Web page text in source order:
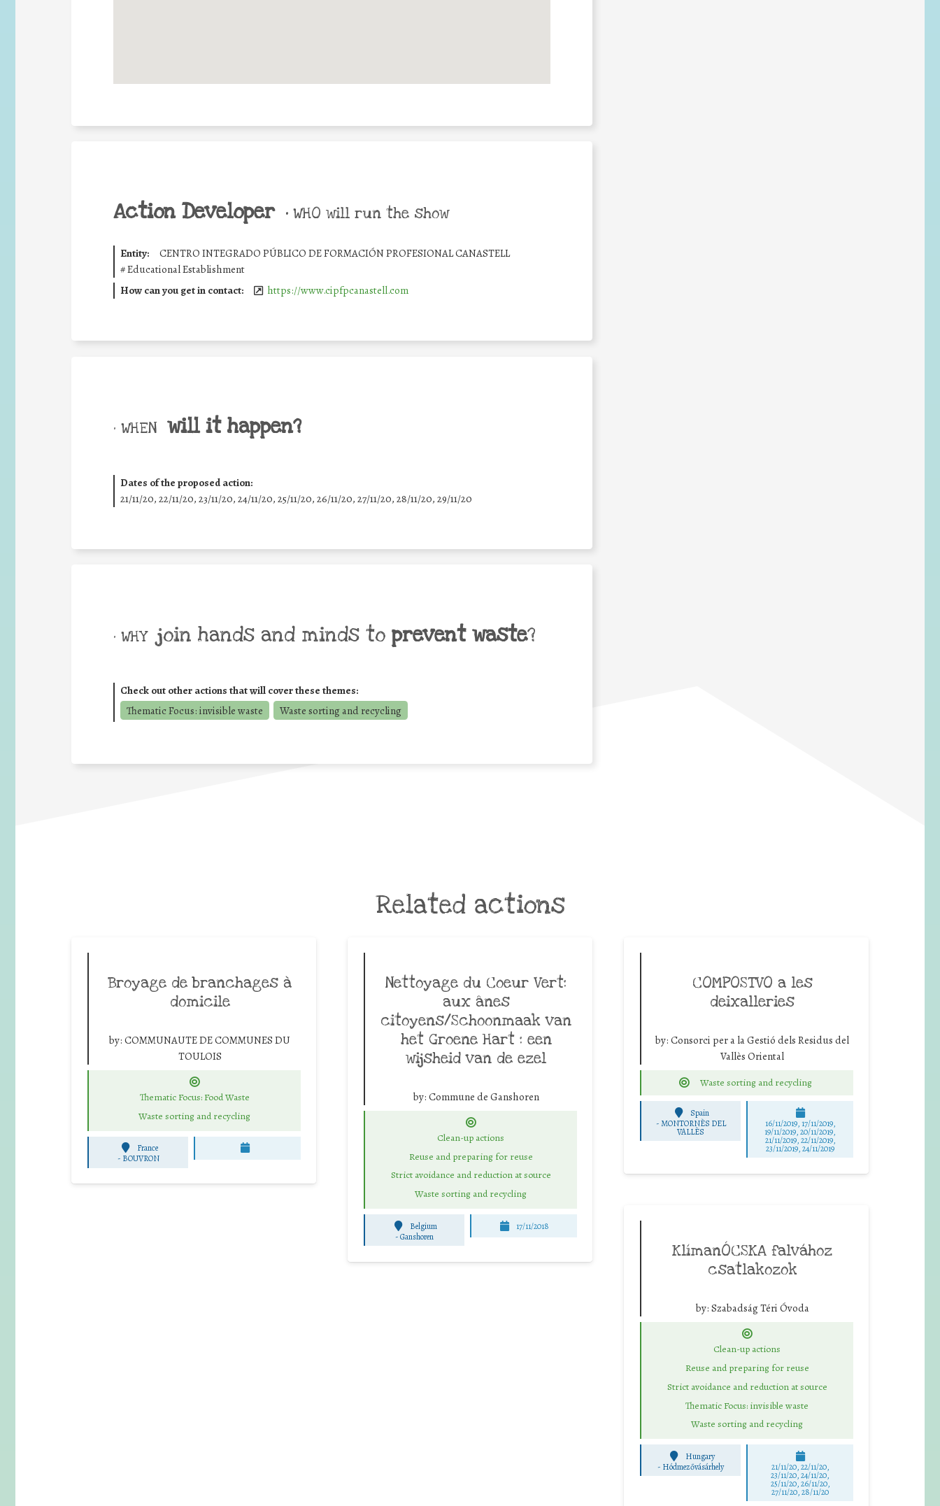
Action Developer • WHO will run the show
Entity:
CENTRO INTEGRADO PÚBLICO DE FORMACIÓN PROFESIONAL CANASTELL
#Educational Establishment
How can you get in contact:
https://www.cipfpcanastell.com
• WHEN will it happen?
Dates of the proposed action:
21/11/20, 22/11/20, 23/11/20, 24/11/20, 25/11/20, 26/11/20, 27/11/20, 28/11/20, 29/11/20
• WHY join hands and minds to prevent waste?
Check out other actions that will cover these themes:
Thematic Focus: invisible waste
Waste sorting and recycling
Related actions
Broyage de branchages à
domicile
by: COMMUNAUTE DE COMMUNES DU
TOULOIS
Thematic Focus: Food Waste
Waste sorting and recycling
France
- BOUVRON
Nettoyage du Coeur Vert:
aux ânes
citoyens/Schoonmaak van
het Groene Hart : een
wijsheid van de ezel
by: Commune de Ganshoren
Clean-up actions
Reuse and preparing for reuse
Strict avoidance and reduction at source
Waste sorting and recycling
Belgium
-Ganshoren
17/11/2018
COMPOSTVO a les
deixalleries
by: Consorci per a la Gestió dels Residus del
Vallès Oriental
Waste sorting and recycling
Spain
-MONTORNÈS DEL
VALLÈS
16/11/2019, 17/11/2019,
19/11/2019, 20/11/2019,
21/11/2019, 22/11/2019,
23/11/2019, 24/11/2019
KlímanÓCSKA falvához
csatlakozok
by: Szabadság Téri Óvoda
Clean-up actions
Reuse and preparing for reuse
Strict avoidance and reduction at source
Thematic Focus: invisible waste
Waste sorting and recycling
Hungary
- Hódmezővásárhely 21/11/20, 22/11/20,
23/11/20, 24/11/20,
25/11/20, 26/11/20,
27/11/20, 28/11/20